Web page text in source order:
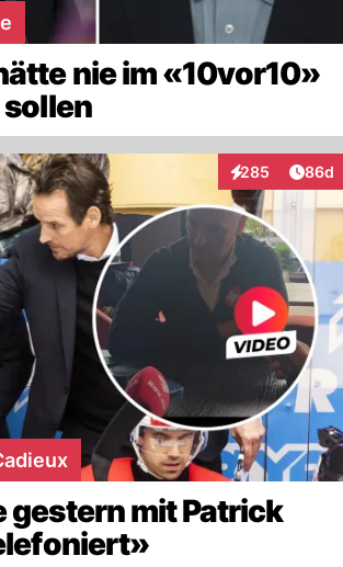
nie im «10vor10»
285
Interaktionen
86d
gestern mit Patrick